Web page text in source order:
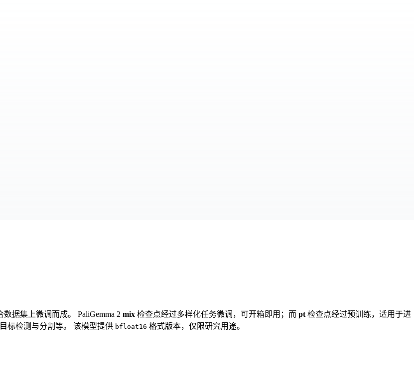
数据集上微调而成。 PaliGemma 2 mix 检查点经过多样化任务微调，可开箱即用；而 pt检查点经过预训练，适用于进
标检测与分割等。 该模型提供 bfloat16 格式版本，仅限研究用途。